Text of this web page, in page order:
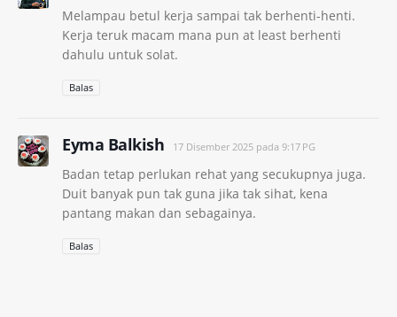
Melampau betul kerja sampai tak berhenti-henti.
Kerja teruk macam mana pun at least berhenti
dahulu untuk solat.
Balas
Eyma Balkish 17 Disember 2025 pada 9:17 PG
Badan tetap perlukan rehat yang secukupnya juga.
Duit banyak pun tak guna jika tak sihat, kena
pantang makan dan sebagainya.
Balas